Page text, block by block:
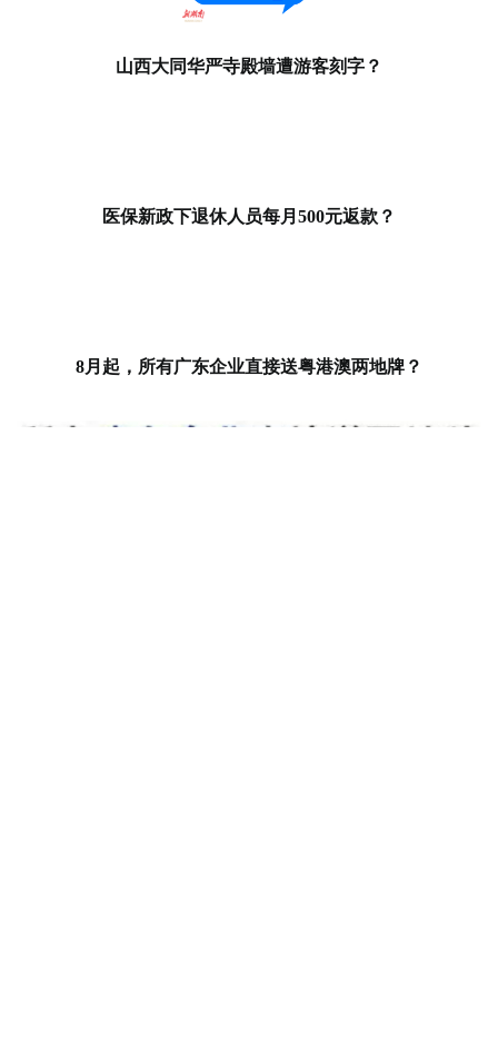
山西大同华严寺殿墙遭游客刻字？
医保新政下退休人员每月500元返款？
8月起，所有广东企业直接送粤港澳两地牌？